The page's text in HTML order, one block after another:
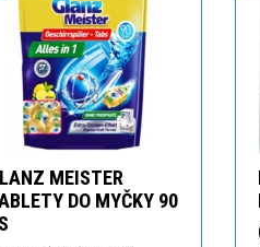
MEISTER
DO MYČKY 90